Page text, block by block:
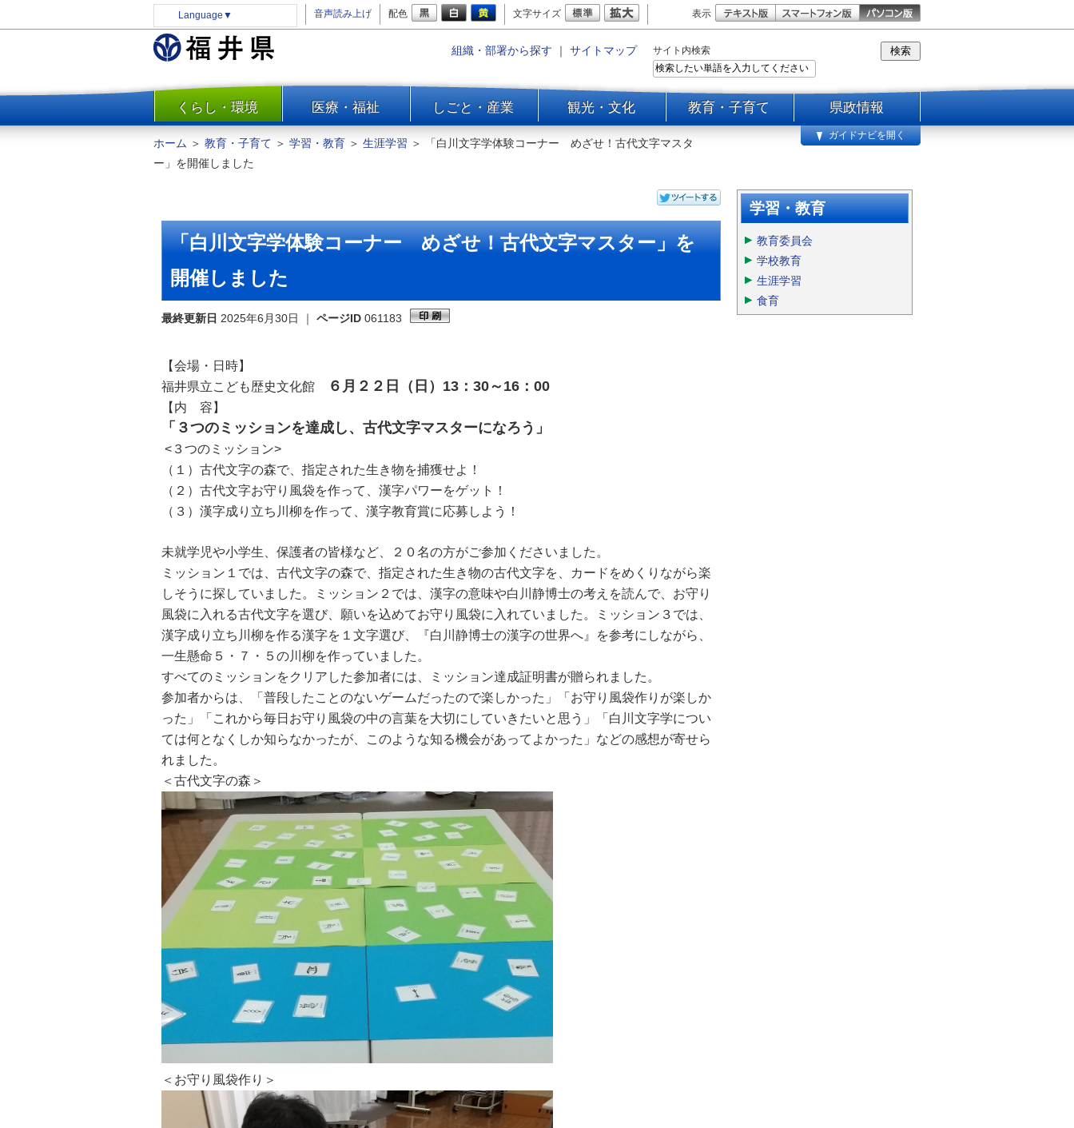
Language ▼ 音声読み上げ 配色 文字サイズ 表示
組織・部署から探す ｜ サイトマップ サイト内検索
一覧
くらし・環境 医療・福祉 しごと・産業 観光・文化 教育・子育て 県政情報
防災
安全安心
住まい・土地
環境問題・廃棄物対策・リサ
イクル
まちづくり
交通・道路
自然
ホーム ＞ 教育・子育て ＞ 学習・教育 ＞ 生涯学習 ＞
「白川文字学体験コーナー めざせ！古代文字マスタ
ー」を開催しました
ガイドナビを開く
「白川文字学体験コーナー めざせ！古代文字マスター」を
開催しました
最終更新日 2025年6月30日 ｜ ページID 061183
【会場・日時】
福井県立こども歴史文化館
６月２２日（日）13：30～16：00
【内 容】
「３つのミッションを達成し、古代文字マスターになろう」
<３つのミッション>
（１）古代文字の森で、指定された生き物を捕獲せよ！
（２）古代文字お守り風袋を作って、漢字パワーをゲット！
（３）漢字成り立ち川柳を作って、漢字教育賞に応募しよう！
未就学児や小学生、保護者の皆様など、２０名の方がご参加くださいました。
ミッション１では、古代文字の森で、指定された生き物の古代文字を、カードをめくりながら楽
しそうに探していました。ミッション２では、漢字の意味や白川静博士の考えを読んで、お守り
風袋に入れる古代文字を選び、願いを込めてお守り風袋に入れていました。ミッション３では、
漢字成り立ち川柳を作る漢字を１文字選び、『白川静博士の漢字の世界へ』を参考にしながら、
一生懸命５・７・５の川柳を作っていました。
すべてのミッションをクリアした参加者には、ミッション達成証明書が贈られました。
参加者からは、「普段したことのないゲームだったので楽しかった」「お守り風袋作りが楽しか
った」「これから毎日お守り風袋の中の言葉を大切にしていきたいと思う」「白川文字学につい
ては何となくしか知らなかったが、このような知る機会があってよかった」などの感想が寄せら
れました。
＜古代文字の森＞
＜お守り風袋作り＞
学習・教育
教育委員会
学校教育
生涯学習
食育